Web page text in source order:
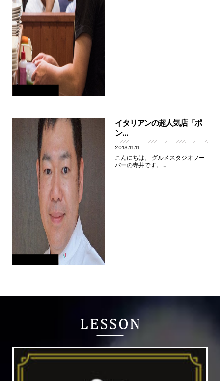
イタリアンの超人気店「ポ
ン...
2018.11.11
こんにちは。 グルメスタジオフー
バーの寺井です。...